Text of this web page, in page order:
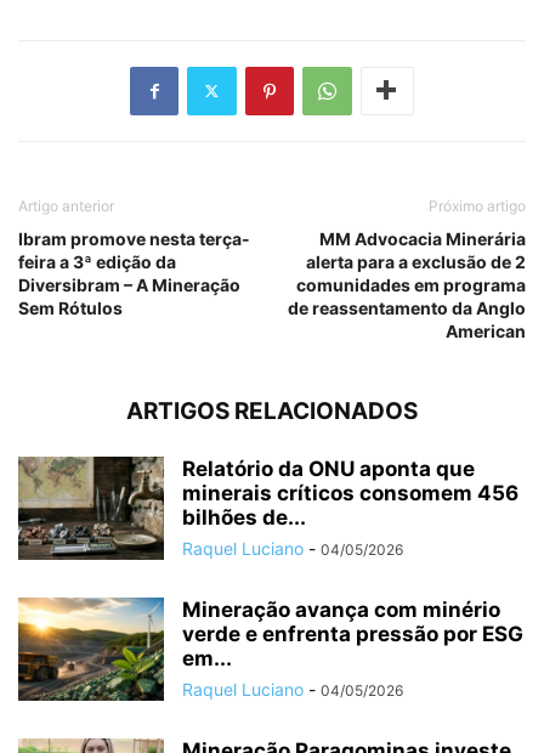
Artigo anterior
Ibram promove nesta terça-
feira a 3ª edição da
Diversibram – A Mineração
Sem Rótulos
Próximo artigo
MM Advocacia Minerária
alerta para a exclusão de 2
comunidades em programa
de reassentamento da Anglo
American
ARTIGOS RELACIONADOS
Relatório da ONU aponta que
minerais críticos consomem 456
bilhões de...
Raquel Luciano - 04/05/2026
Mineração avança com minério
verde e enfrenta pressão por ESG
em...
Raquel Luciano - 04/05/2026